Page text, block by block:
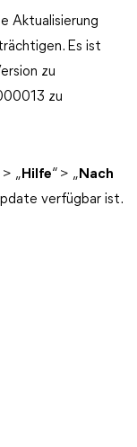
Aktualisierung
Es ist
zu
zu
> „ Hilfe“ > „ Nach
verfügbar ist.